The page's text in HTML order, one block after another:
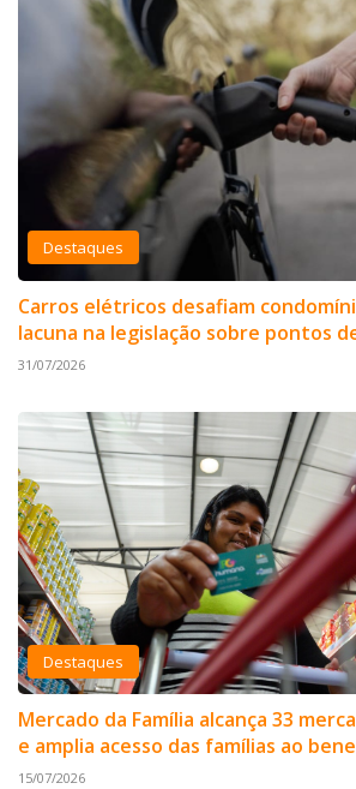
Destaques
Carros elétricos desafiam
lacuna na legislação sobre pontos
31/07/2026
Destaques
Mercado da Família alcança 33
e amplia acesso das famílias ao
15/07/2026